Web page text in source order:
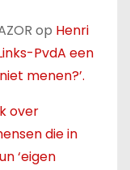
op Henri
PvdA een
menen?’.
over
die in
‘eigen